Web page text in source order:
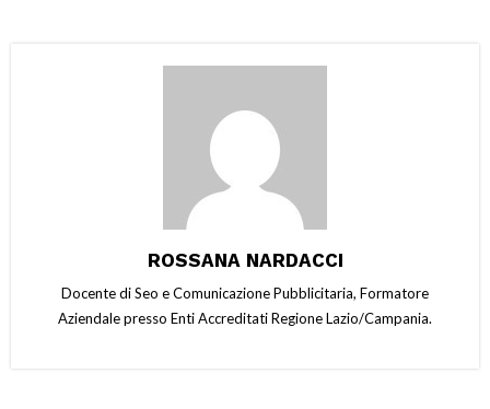
ROSSANA NARDACCI
Docente di Seo e Comunicazione Pubblicitaria, Formatore
Aziendale presso Enti Accreditati Regione Lazio/Campania.